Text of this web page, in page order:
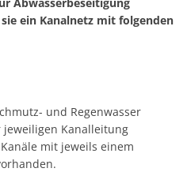
Lastschriftverfahren
Fakten
ein Kanalnetz mit folgenden
und Regenwasser
Kanalleitung
mit jeweils einem